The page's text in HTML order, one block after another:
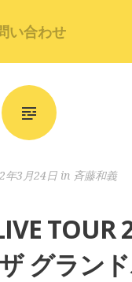
い合わせ
年3月24日 in 斉藤和義
TOUR
グラン